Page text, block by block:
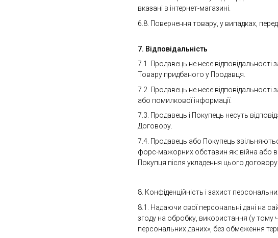
вказані в інтернет-магазині.
6.8. Повернення товару, у випадках,
7. Відповідальність
7.1. Продавець не несе
Товару придбаного у Продавця.
7.2. Продавець не несе
або помилкової інформації.
7.3. Продавець і Покупець несуть
Договору.
7.4. Продавець або Покупець
форс-мажорних обставин як: війна або
Покупця після укладення цього
8. Конфіденційність і захист
8.1. Надаючи свої персональні дані на
згоду на обробку, використання (у тому
персональних даних», без обмеження